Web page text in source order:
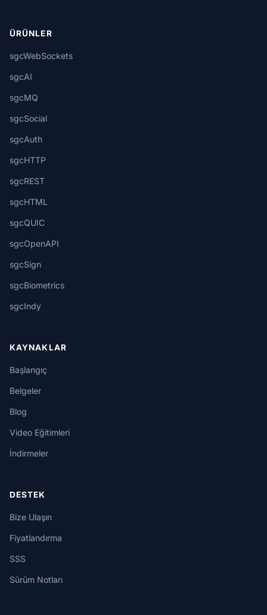
ÜRÜNLER
sgcWebSockets
sgcAI
sgcMQ
sgcSocial
sgcAuth
sgcHTTP
sgcREST
sgcHTML
sgcQUIC
sgcOpenAPI
sgcSign
sgcBiometrics
sgcIndy
KAYNAKLAR
Başlangıç
Belgeler
Blog
Video Eğitimleri
İndirmeler
DESTEK
Bize Ulaşın
Fiyatlandırma
SSS
Sürüm Notları